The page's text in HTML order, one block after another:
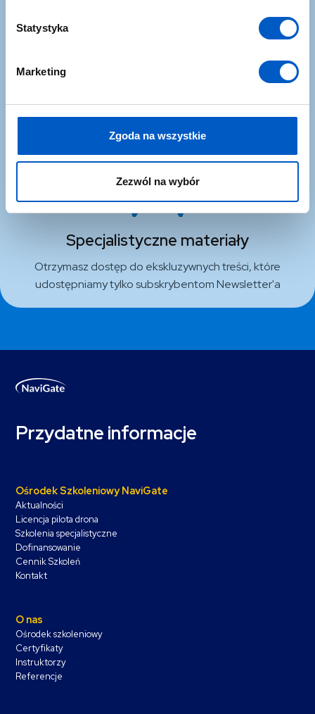
Statystyka
Marketing
Zgoda na wszystkie
Zezwól na wybór
Specjalistyczne materiały
Otrzymasz dostęp do ekskluzywnych treści, które
udostępniamy tylko subskrybentom Newsletter'a
Przydatne informacje
Ośrodek Szkoleniowy NaviGate
Aktualności
Licencja pilota drona
Szkolenia specjalistyczne
Dofinansowanie
Cennik Szkoleń
Kontakt
O nas
Ośrodek szkoleniowy
Certyfikaty
Instruktorzy
Referencje